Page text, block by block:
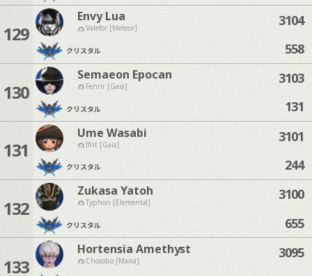
129
Envy Lua
Valefor [Meteor]
クリスタル
3104
558
130
Semaeon Epocan
Fenrir [Gaia]
クリスタル
3103
131
131
Ume Wasabi
Ifrit [Gaia]
クリスタル
3101
244
132
Zukasa Yatoh
Typhon [Elemental]
クリスタル
3100
655
133
Hortensia Amethyst
Chocobo [Mana]
3095